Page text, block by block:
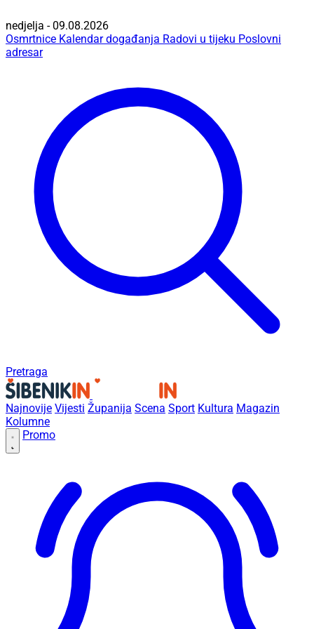
nedjelja - 09.08.2026
Osmrtnice Kalendar događanja Radovi u tijeku Poslovni
adresar
Pretraga
Najnovije Vijesti Županija Scena Sport Kultura Magazin
Kolumne
Promo